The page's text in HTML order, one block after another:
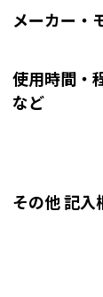
メーカー・
使用時間・
など
その他 記入